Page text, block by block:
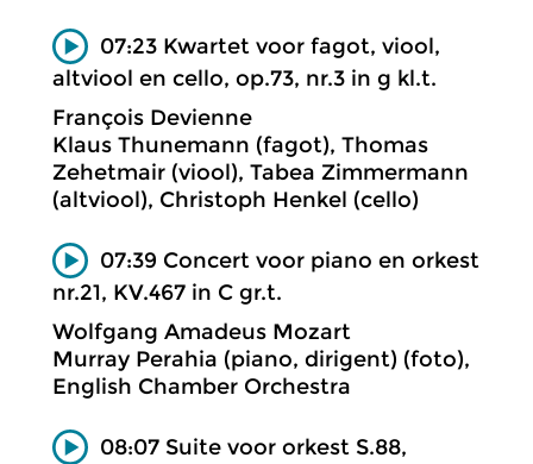
07:23 Kwartet voor fagot, viool,
altviool en cello, op.73, nr.3 in g kl.t.
François Devienne
Klaus Thunemann (fagot), Thomas
Zehetmair (viool), Tabea Zimmermann
(altviool), Christoph Henkel (cello)
07:39 Concert voor piano en orkest
nr.21, KV.467 in C gr.t.
Wolfgang Amadeus Mozart
Murray Perahia (piano, dirigent) (foto),
English Chamber Orchestra
08:07 Suite voor orkest S.88,